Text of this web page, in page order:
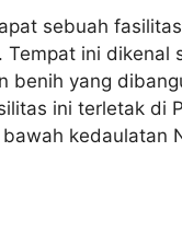
sebuah
ini dikenal
benih yang
ini terletak di
kedaulatan